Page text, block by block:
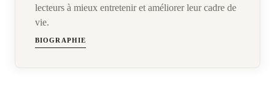
lecteurs à mieux entretenir et améliorer leur cadre de
vie.
BIOGRAPHIE